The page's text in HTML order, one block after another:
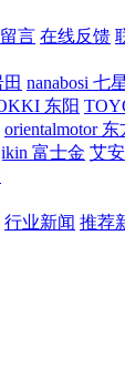
言 在线反馈
nanabosi 七
东阳
orientalmotor
富士金 艾
行业新闻 推荐